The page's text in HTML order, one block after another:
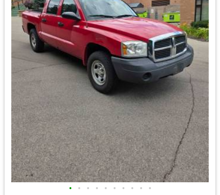
• • • • • • • • • •